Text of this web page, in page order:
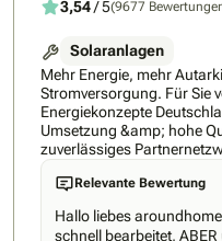
3,54/ 5(9677
Solaranlagen
Mehr Energie, mehr
Stromversorgung. Für Sie
Energiekonzepte
Umsetzung &amp; hohe
zuverlässiges
perfekt auf Ihre
Bauteil-, Montage- &amp;
wir auf eine der
belastbarsten
Relevante Bewertung
Hallo liebes aroundhome Team, die
schnell bearbeitet,